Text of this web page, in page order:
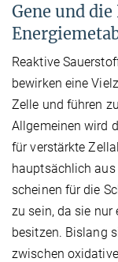
Gene und
Reaktive
bewirken eine
Zelle und führen
Allgemeinen wird
für verstärkte
hauptsächlich
scheinen für die
zu sein, da sie
besitzen. Bislang
zwischen